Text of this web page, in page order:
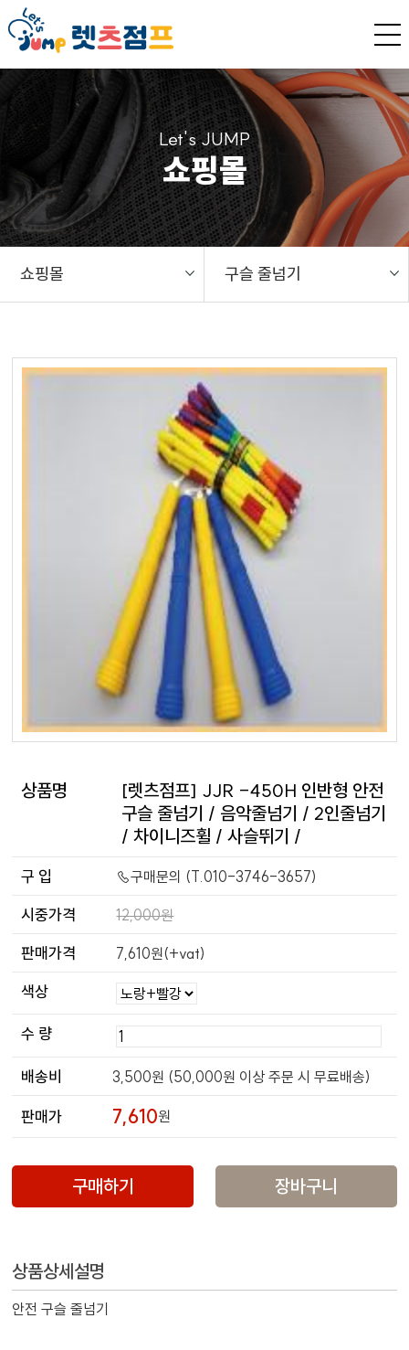
Let's JUMP
쇼핑몰
쇼핑몰 구슬 줄넘기
상품명
[렛츠점프] JJR -450H 인반형 안전
구슬 줄넘기 / 음악줄넘기 / 2인줄넘기
/ 차이니즈휠 / 사슬뛰기 /
구 입 ☏구매문의 (T.010-3746-3657)
시중가격 12,000원
판매가격 7,610원(+vat)
색상
수 량
배송비 3,500원 (50,000원 이상 주문 시 무료배송)
판매가 7,610원
상품상세설명
안전 구슬 줄넘기